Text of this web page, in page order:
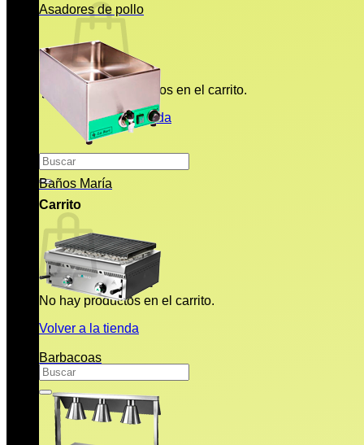
No hay productos en el carrito.
Volver a la tienda
Buscar
por:
Carrito
No hay productos en el carrito.
Volver a la tienda
Buscar
por:
Asadores de pollo
Baños María
Barbacoas